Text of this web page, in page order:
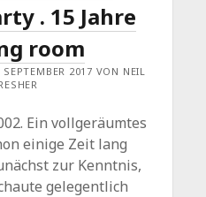
. 15 Jahre
room
2017 VON NEIL
Ein vollgeräumtes
einige Zeit lang
zur Kenntnis,
gelegentlich